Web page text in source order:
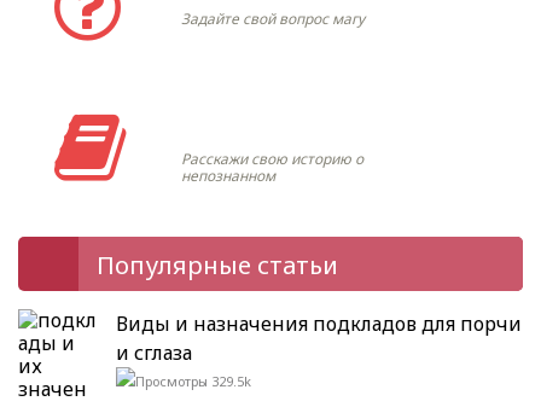
Задайте свой вопрос магу
Расскажи свою историю о
непознанном
Популярные статьи
Виды и назначения подкладов для порчи
и сглаза
329.5k